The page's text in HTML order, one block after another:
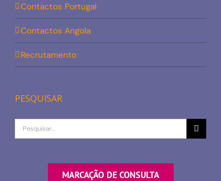
Contactos Portugal
Contactos Angola
Recrutamento
PESQUISAR
Procurar
por
MARCAÇÃO DE CONSULTA